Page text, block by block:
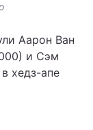
Аарон Ван
и Сэм
хедз-апе